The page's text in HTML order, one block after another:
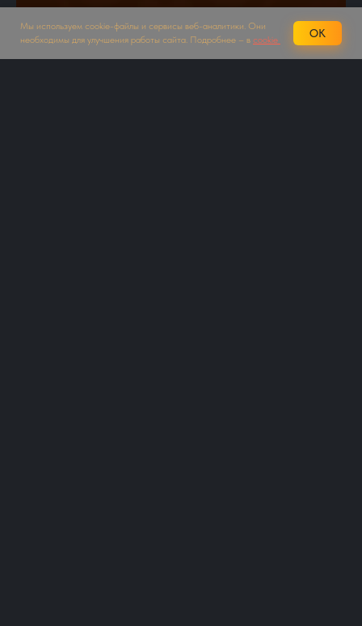
Мы используем cookie-файлы и сервисы веб-аналитики. Они
необходимы для улучшения работы сайта. Подробнее – в cookie
OK